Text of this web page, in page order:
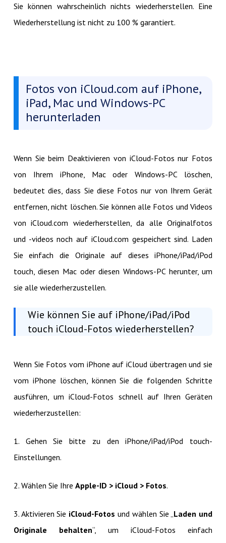
Sie können wahrscheinlich nichts wiederherstellen. Eine
Wiederherstellung ist nicht zu 100 % garantiert.
Fotos von iCloud.com auf iPhone,
iPad, Mac und Windows-PC
herunterladen
Wenn Sie beim Deaktivieren von iCloud-Fotos nur Fotos
von Ihrem iPhone, Mac oder Windows-PC löschen,
bedeutet dies, dass Sie diese Fotos nur von Ihrem Gerät
entfernen, nicht löschen. Sie können alle Fotos und Videos
von iCloud.com wiederherstellen, da alle Originalfotos
und -videos noch auf iCloud.com gespeichert sind. Laden
Sie einfach die Originale auf dieses iPhone/iPad/iPod
touch, diesen Mac oder diesen Windows-PC herunter, um
sie alle wiederherzustellen.
Wie können Sie auf iPhone/iPad/iPod
touch iCloud-Fotos wiederherstellen?
Wenn Sie Fotos vom iPhone auf iCloud übertragen und sie
vom iPhone löschen, können Sie die folgenden Schritte
ausführen, um iCloud-Fotos schnell auf Ihren Geräten
wiederherzustellen:
1. Gehen Sie bitte zu den iPhone/iPad/iPod touch-
Einstellungen.
2. Wählen Sie Ihre Apple-ID > iCloud > Fotos.
3. Aktivieren Sie iCloud-Fotos und wählen Sie „ Laden und
Originale behalten“, um iCloud-Fotos einfach